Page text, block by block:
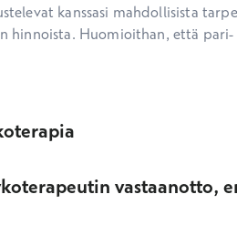
kanssasi mahdollisista
hinnoista. Huomioithan, että pari-
vastaanotto,